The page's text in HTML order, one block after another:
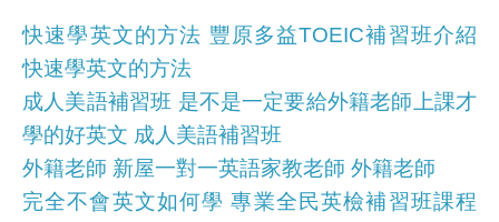
快速學英文的方法 豐原多益TOEIC補習班介紹
快速學英文的方法
成人美語補習班 是不是一定要給外籍老師上課才
學的好英文 成人美語補習班
外籍老師 新屋一對一英語家教老師 外籍老師
完全不會英文如何學 專業全民英檢補習班課程